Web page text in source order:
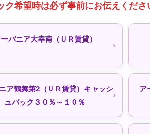
天神下荘（公社）
良荘東（公社・定住促進）
西入荘（公社）
ク希望時は必ず事前にお伝えくださ
バニア大幸南（ＵＲ賃貸）
ア鶴舞第2（ＵＲ賃貸）キャッシ
ュバック３０％～１０％
ア